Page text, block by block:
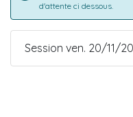
d'attente ci dessous.
Session ven. 20/11/